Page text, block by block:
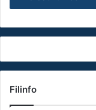
Filinfo